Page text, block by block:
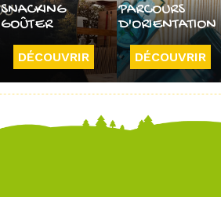
SNACKING
GOÛTER
DÉCOUVRIR
PARCOURS
D'ORIENTATION
DÉCOUVRIR